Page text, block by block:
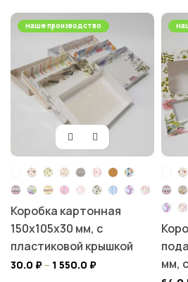
наше производство
Коробка картонная
150х105х30 мм, с
пластиковой крышкой
30.0 ₽– 1 550.0 ₽
мм,